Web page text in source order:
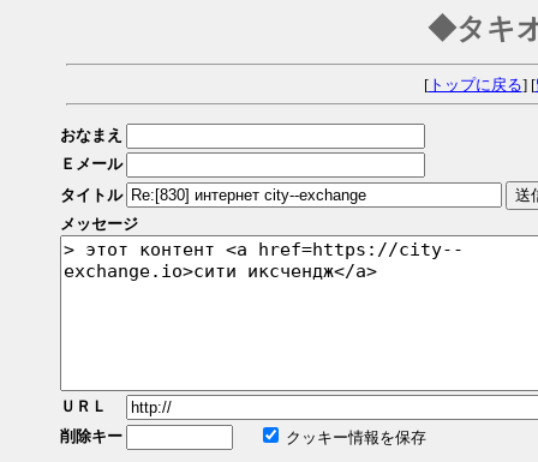
◆タキ
[トップに戻る] [
おなまえ
Ｅメール
タイトル
メッセージ
ＵＲＬ
削除キー
クッキー情報を保存